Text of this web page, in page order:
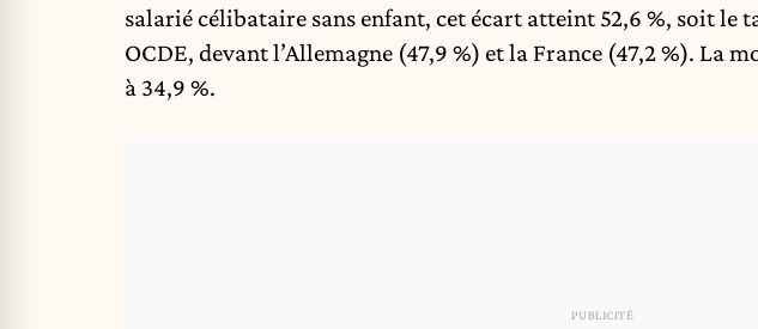
salarié célibataire sans enfant, cet écart atteint 52,6 %, soit le
OCDE, devant l’Allemagne (47,9 %) et la France (47,2 %). La
à 34,9 %.